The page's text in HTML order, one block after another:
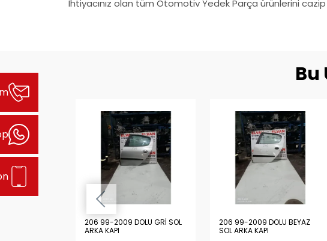
İhtiyacınız olan tüm Otomotiv Yedek Parça ürünlerini
Bu
206 99-2009 DOLU GRİ SOL
ARKA KAPI
206 99-2009 DOLU BEYAZ
SOL ARKA KAPI